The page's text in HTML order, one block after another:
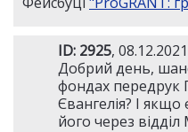
ID: 2925,
Добрий день,
фондах передрук
Євангелія? І
його через